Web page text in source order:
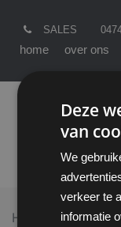
SALES
home over ons
Home >All
Deze
van
We
verkeer te
informatie